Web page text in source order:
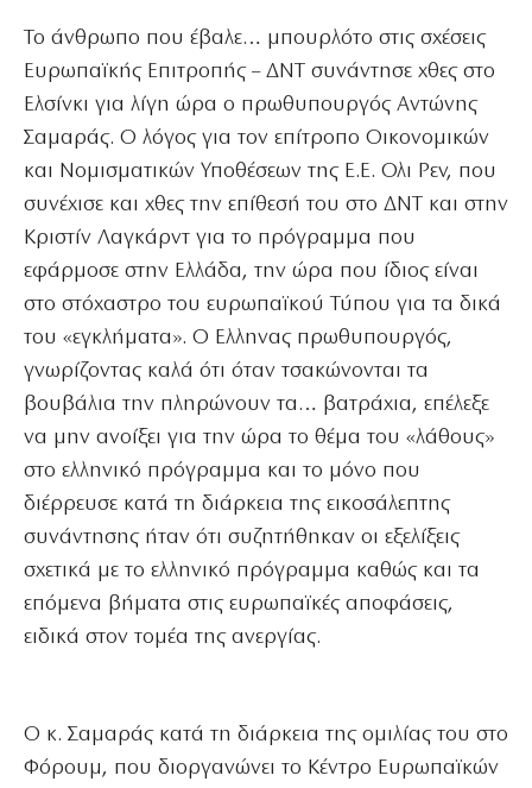
Το άνθρωπο που έβαλε… μπουρλότο στις σχέσεις
Ευρωπαϊκής Επιτροπής – ΔΝΤ συνάντησε χθες στο
Ελσίνκι για λίγη ώρα ο πρωθυπουργός Αντώνης
Σαμαράς. Ο λόγος για τον επίτροπο Οικονομικών
και Νομισματικών Υποθέσεων της Ε.Ε. Ολι Ρεν, που
συνέχισε και χθες την επίθεσή του στο ΔΝΤ και στην
Κριστίν Λαγκάρντ για το πρόγραμμα που
εφάρμοσε στην Ελλάδα, την ώρα που ίδιος είναι
στο στόχαστρο του ευρωπαϊκού Τύπου για τα δικά
του «εγκλήματα». Ο Ελληνας πρωθυπουργός,
γνωρίζοντας καλά ότι όταν τσακώνονται τα
βουβάλια την πληρώνουν τα… βατράχια, επέλεξε
να μην ανοίξει για την ώρα το θέμα του «λάθους»
στο ελληνικό πρόγραμμα και το μόνο που
διέρρευσε κατά τη διάρκεια της εικοσάλεπτης
συνάντησης ήταν ότι συζητήθηκαν οι εξελίξεις
σχετικά με το ελληνικό πρόγραμμα καθώς και τα
επόμενα βήματα στις ευρωπαϊκές αποφάσεις,
ειδικά στον τομέα της ανεργίας.
Ο κ. Σαμαράς κατά τη διάρκεια της ομιλίας του στο
Φόρουμ, που διοργανώνει το Κέντρο Ευρωπαϊκών